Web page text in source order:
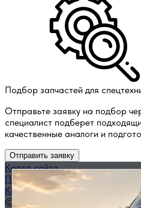
Подбор запчастей для
Отправьте заявку на подбор
специалист подберет
качественные аналоги и
Отправить заявку
Карта сайта
Политика конфиденциальности
Каталог запчастей по названию
© 2014 — 2026 ООО «ВЭД»